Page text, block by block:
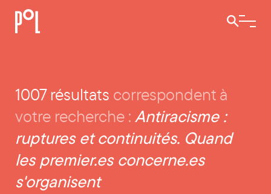
Ouvrir /
Recherche
1007 résultats correspondent à
votre recherche :Antiracisme :
ruptures et continuités. Quand
les premier.es concerne.es
s'organisent